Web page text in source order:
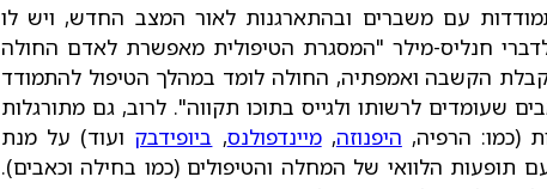
עם משברים ובהתארגנות לאור המצב החדש, ויש לו
חנליס-מילר "המסגרת הטיפולית מאפשרת לאדם החולה
קבלת הקשבה ואמפתיה, החולה לומד במהלך הטיפול להתמודד
לרשותו ולגייס בתוכו תקווה". לרוב, גם מתורגלות
(כמו: הרפיה, היפנוזה,מיינדפולנס, ביופידבק ועוד) על מנת
הלוואי של המחלה והטיפולים (כמו בחילה וכאבים).